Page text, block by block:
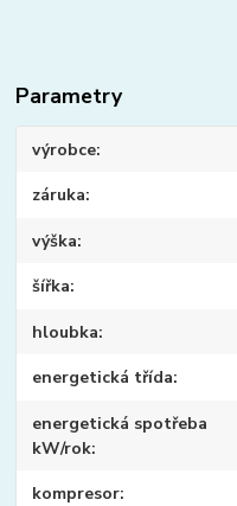
Parametry
výrobce
záruka
výška
šířka
hloubka
energetická třída
energetická spotřeba
kW/rok
kompresor